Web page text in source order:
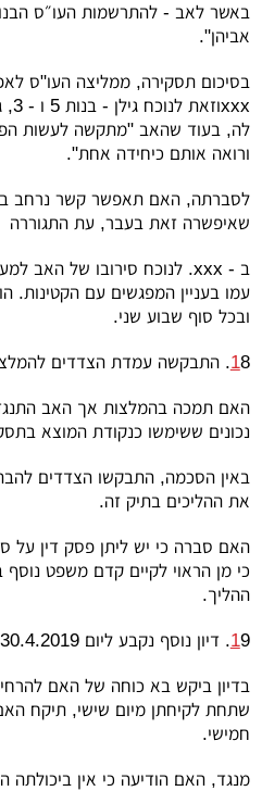
באשר לאב - להתרשמות העו״ס
אביהן".
בסיכום תסקירה, ממליצה העו"ס
xxx
לה, בעוד שהאב "מתקשה לעשות
ורואה אותם כיחידה אחת".
לסברתה, האם תאפשר קשר נרחב
שאיפשרה זאת בעבר, עת התגוררה
ב - xxx. לנוכח סירובו של האב
עמו בעניין המפגשים עם הקטינות.
ובכל סוף שבוע שני.
18. התבקשה עמדת הצדדים להמלצות.
האם תמכה בהמלצות אך האב
נכונים ששימשו כנקודת המוצא
באין הסכמה, התבקשו הצדדים
את ההליכים בתיק זה.
האם סברה כי יש ליתן פסק דין
כי מן הראוי לקיים קדם משפט נוסף
ההליך.
19. דיון נוסף נקבע ליום 30.4.2019.
בדיון ביקש בא כוחה של האם
שתחת לקיחתן מיום שישי, תיקח
חמישי.
מנגד, האם הודיעה כי אין ביכולתה